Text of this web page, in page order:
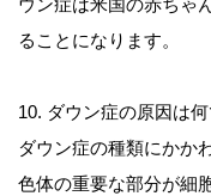
ウン症は米国の赤ちゃ
ることになります。
10. ダウン症の原因は何
ダウン症の種類にかか
色体の重要な部分が細